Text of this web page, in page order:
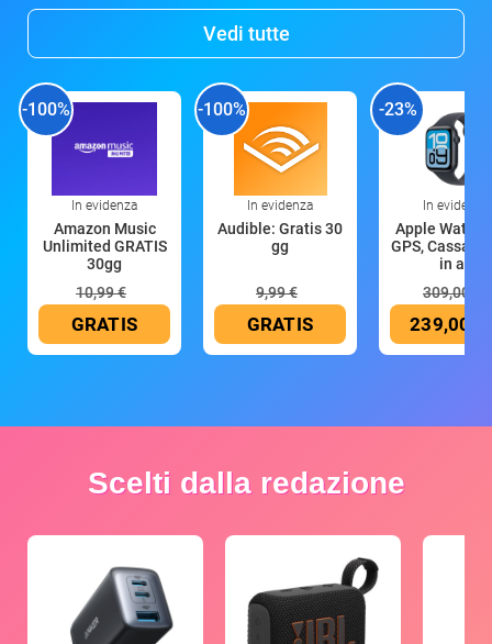
Vedi tutte
-100%
In evidenza
Amazon Music
Unlimited GRATIS
30gg
10,99 €
GRATIS
-100%
In evidenza
Audible: Gratis 30
gg
9,99 €
GRATIS
-23%
In evidenza
Apple Watch
GPS, Cassa
in all
309,00 €
239,00 €
Scelti dalla redazione